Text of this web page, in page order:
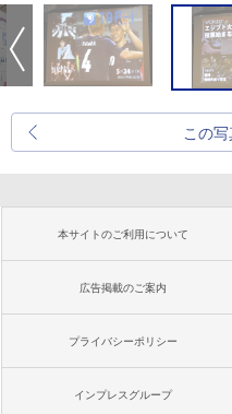
この
本サイトのご利用について
広告掲載のご案内
プライバシーポリシー
インプレスグループ